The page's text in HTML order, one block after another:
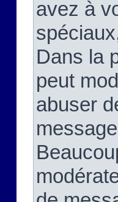
avez à
Dans la
peut
abuser